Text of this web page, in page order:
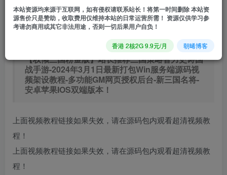
立即购买
您当前未登录！建议登陆后购买，可保存购买订单
【权倾三国粉金版】站长推荐三国策略智力史诗国
战手游-2024年3月1日最新打包Win服务端源码视
频架设教程-多功能GM网页授权后台-新三国名将-
安卓苹果IOS双端版本！
上面视频教程链接如果失效，请在源码包内观看超清视频教
程！
上面视频教程链接如果失效，请在源码包内观看超清视频教
程！
本站资源均来源于互联网，如有侵权请联系站长！将第一时间删除 本站资
源售价只是赞助，收取费用仅维持本站的日常运营所需！ 资源仅供学习参
考请勿商用或其它非法用途，否则一切后果用户自负！
香港 2核2G 9.9元/月 朝晞博客